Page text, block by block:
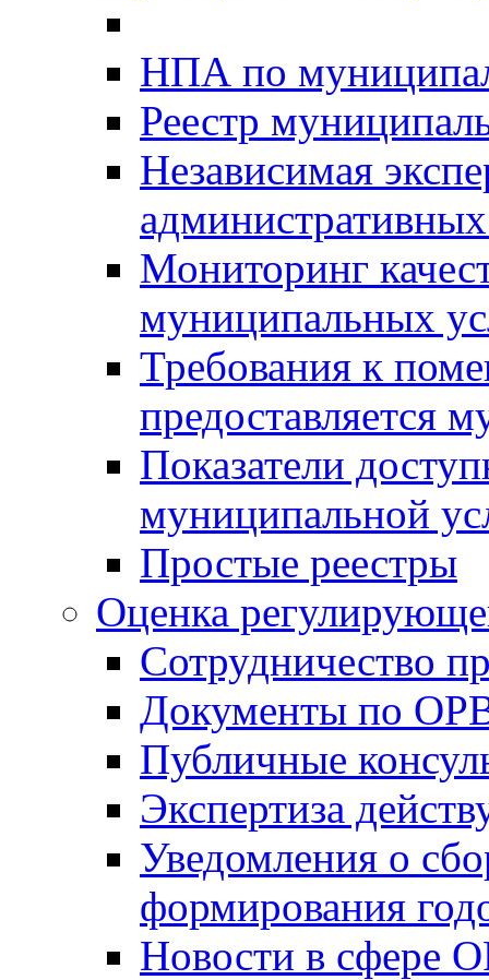
НПА по
Реестр
Независимая
Мониторинг
муниципальных
Требования к
предоставляется
Показатели
муниципальной
Простые реестры
Оценка
Сотрудничество
Документы по
Публичные
Экспертиза
Уведомления о
формирования
Новости в сфере